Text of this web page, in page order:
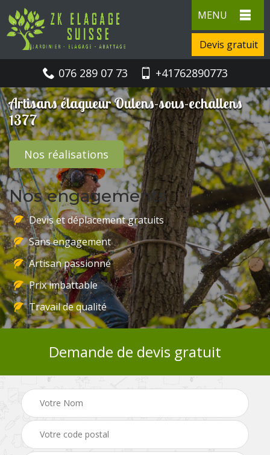
MENU
Devis gratuit
076 289 07 73 +41762890773
Artisans élagueur Oulens-sous-echallens
1377
Nos réalisations
Nos engagements
Devis et déplacement gratuits
Sans engagement
Artisan passionné
Prix imbattable
Travail de qualité
Demande de devis gratuit